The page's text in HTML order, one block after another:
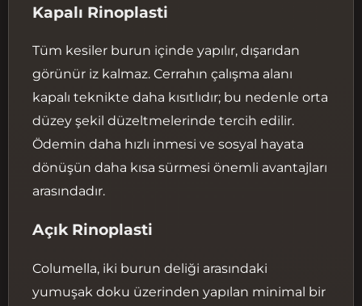
Kapalı Rinoplasti
Tüm kesiler burun içinde yapılır, dışarıdan
görünür iz kalmaz. Cerrahın çalışma alanı
kapalı teknikte daha kısıtlıdır; bu nedenle orta
düzey şekil düzeltmelerinde tercih edilir.
Ödemin daha hızlı inmesi ve sosyal hayata
dönüşün daha kısa sürmesi önemli avantajları
arasındadır.
Açık Rinoplasti
Columella, iki burun deliği arasındaki
yumuşak doku üzerinden yapılan minimal bir